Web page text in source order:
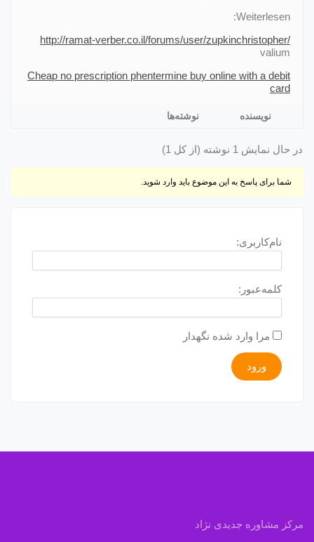
Weiterlesen:
http://ramat-verber.co.il/forums/user/zupkinchristopher/
valium
Cheap no prescription phentermine buy online with a debit
card
نویسنده نوشته‌ها
در حال نمایش 1 نوشته (از کل 1)
شما برای پاسخ به این موضوع باید وارد شوید.
نام‌کاربری:
کلمه‌عبور:
مرا وارد شده نگهدار
ورود
مرکز مشاوره جدیدی نژاد